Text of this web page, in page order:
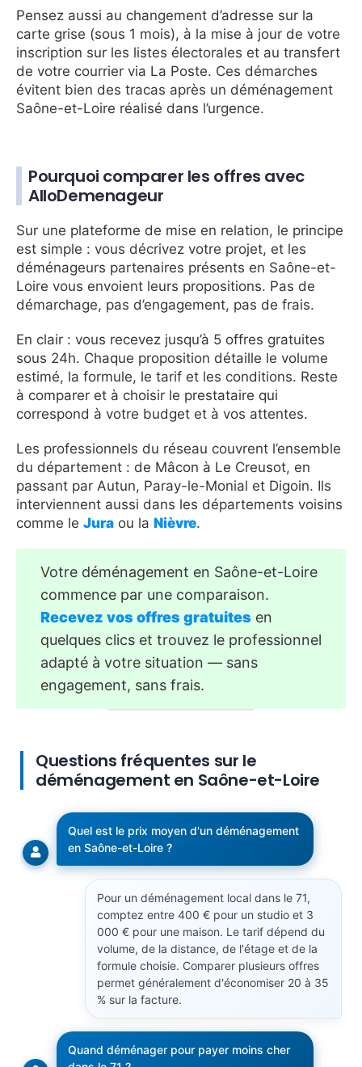
Pensez aussi au changement d’adresse sur la
carte grise (sous 1 mois), à la mise à jour de votre
inscription sur les listes électorales et au transfert
de votre courrier via La Poste. Ces démarches
évitent bien des tracas après un déménagement
Saône-et-Loire réalisé dans l’urgence.
Pourquoi comparer les offres avec
AlloDemenageur
Sur une plateforme de mise en relation, le principe
est simple : vous décrivez votre projet, et les
déménageurs partenaires présents en Saône-et-
Loire vous envoient leurs propositions. Pas de
démarchage, pas d’engagement, pas de frais.
En clair : vous recevez jusqu’à 5 offres gratuites
sous 24h. Chaque proposition détaille le volume
estimé, la formule, le tarif et les conditions. Reste
à comparer et à choisir le prestataire qui
correspond à votre budget et à vos attentes.
Les professionnels du réseau couvrent l’ensemble
du département : de Mâcon à Le Creusot, en
passant par Autun, Paray-le-Monial et Digoin. Ils
interviennent aussi dans les départements voisins
comme le Jura ou la Nièvre.
Votre déménagement en Saône-et-Loire
commence par une comparaison.
Recevez vos offres gratuites en
quelques clics et trouvez le professionnel
adapté à votre situation — sans
engagement, sans frais.
Questions fréquentes sur le
déménagement en Saône-et-Loire
Quel est le prix moyen d'un déménagement
en Saône-et-Loire ?
Pour un déménagement local dans le 71,
comptez entre 400 € pour un studio et 3
000 € pour une maison. Le tarif dépend du
volume, de la distance, de l'étage et de la
formule choisie. Comparer plusieurs offres
permet généralement d'économiser 20 à 35
% sur la facture.
Quand déménager pour payer moins cher